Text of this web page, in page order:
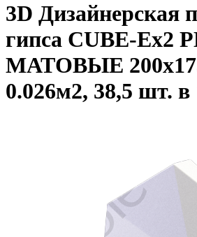
3D Дизайнерская
гипса CUBE-Ex2
МАТОВЫЕ
0.026м2, 38,5 шт. в